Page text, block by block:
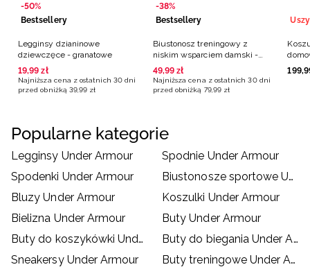
-50%
Bestsellery
Legginsy dzianinowe
dziewczęce - granatowe
19,99 zł
Najniższa cena z ostatnich 30 dni
przed obniżką 39,99 zł
-38%
Bestsellery
Biustonosz treningowy z
niskim wsparciem damski -
czarny
49,99 zł
Najniższa cena z ostatnich 30 dni
przed obniżką 79,99 zł
199,
Popularne kategorie
Legginsy Under Armour
Spodnie Under Armour
Spodenki Under Armour
Biustonosze sportowe Under Armour
Bluzy Under Armour
Koszulki Under Armour
Bielizna Under Armour
Buty Under Armour
Buty do koszykówki Under Armour
Buty do biegania Under Armour
Sneakersy Under Armour
Buty treningowe Under Armour